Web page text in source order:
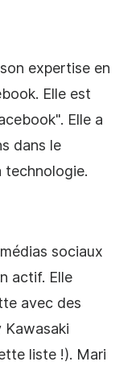
expertise en
Elle est
Elle a
dans le
technologie.
médias sociaux
actif. Elle
avec des
Kawasaki
liste !). Mari